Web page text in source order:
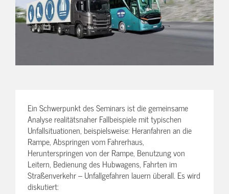
Ein Schwerpunkt des Seminars ist die gemeinsame
Analyse realitätsnaher Fallbeispiele mit typischen
Unfallsituationen, beispielsweise: Heranfahren an die
Rampe, Abspringen vom Fahrerhaus,
Herunterspringen von der Rampe, Benutzung von
Leitern, Bedienung des Hubwagens, Fahrten im
Straßenverkehr – Unfallgefahren lauern überall. Es wird
diskutiert: